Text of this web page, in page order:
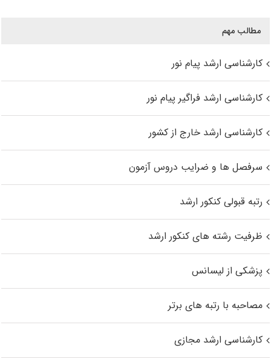
مطالب مهم
کارشناسی ارشد پیام نور
کارشناسی ارشد فراگیر پیام نور
کارشناسی ارشد خارج از کشور
سرفصل ها و ضرایب دروس آزمون
رتبه قبولی کنکور ارشد
ظرفیت رشته های کنکور ارشد
پزشکی از لیسانس
مصاحبه با رتبه های برتر
کارشناسی ارشد مجازی